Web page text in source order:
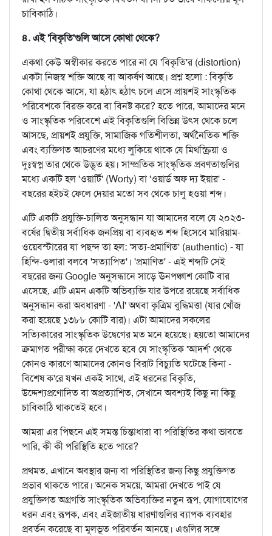
চাবিকাঠি।
৪. এই 'বিকৃতি'গুলি আসে কোথা থেকে?
একথা কেউ অস্বীকার করতে পারে না যে 'বিকৃতি'র (distortion)
একটা নিজস্ব শক্তি আছে বা আকর্ষণ আছে। প্রশ্ন হলো : বিকৃতি
কোথা থেকে আসে, যা হঠাৎ হঠাৎ চলে এসে প্রায়শই সাংস্কৃতিক
পরিবেশকে বিরক্ত করে বা বিনষ্ট করে? হতে পারে, আমাদের মনে
ও সাংস্কৃতিক পরিবেশে এই বিকৃতিগুলি বিভিন্ন উৎস থেকে চলে
আসছে, প্রায়শই প্রযুক্তি, সামাজিক গতিশীলতা, অর্থনৈতিক শক্তি
এবং ব্যক্তিগত আচরণের মধ্যে লুকিয়ে থাকে যে মিথস্ক্রিয়া ও
দুঃস্বপ্ন তার থেকে উদ্ভূত হয়। সাম্প্রতিক সাংস্কৃতিক প্রবণতাগুলির
মধ্যে একটি হল 'ওয়ার্টি' (Worty) বা 'ওয়ার্ড অফ দ্য ইয়ার' -
বছরের হইচই ফেলে দেয়ার মতো সব থেকে চালু হওয়া শব্দ।
এটি একটি প্রযুক্তি-চালিত অনুসন্ধান যা আমাদের বলে যে ২০২৩-
বর্ষের দ্বিতীয় সর্বাধিক জনপ্রিয় বা ব্যবহৃত শব্দ হিসেবে মারিয়াম-
ওয়েবস্টারের যা পছন্দ তা হল: 'সত্য-প্রমাণিত' (authentic) - যা
হিন্দি-ওলারা বলবে 'সত্যাপিত'। 'প্রমাণিত' - এই শব্দটি সেই
বছরের জন্য Google অনুসন্ধানে সাড়ে ঊনপঞ্চাশ কোটি বার
এসেছে, এটি এমন একটি অভিব্যক্তি যার উপরে রয়েছে সর্বাধিক
অনুসন্ধান করা অবধারণা - 'AI' অথবা কৃত্রিম বুদ্ধিমত্তা (যার খোঁজ
করা হয়েছে ১৩৮৮ কোটি বার)। এটা আমাদের সকলের
সত্যিকারের সাংস্কৃতিক উদ্বেগের মত মনে হয়েছে। হয়তো আমাদের
ক্রমাগত পরীক্ষা করে দেখতে হবে যে সাংস্কৃতিক 'আদর্শ' থেকে
কোনও কারণে আমাদের কোনও বিরাট বিচ্যুতি ঘটেছে কিনা -
বিশেষ ক'রে যখন একই সাথে, এই ধরনের বিকৃতি,
উদ্দেশ্যপ্রণোদিত বা অপ্রত্যাশিত, সেখানে অবশ্যই কিছু না কিছু
চাবিকাঠি থাকতেই হবে।
আমরা এর পিছনে এই সমস্ত চিন্তাধারা বা পরিস্থিতির কথা ভাবতে
পারি, কী কী পরিস্থিতি হতে পারে?
প্রথমত, এখানে অবস্থার জন্য বা পরিস্থিতির জন্য কিছু প্রযুক্তিগত
প্রভাব থাকতে পারে। অনেক সময়ে, আমরা দেখতে পাই যে
প্রযুক্তিগত অগ্রগতি সাংস্কৃতিক অভিব্যক্তির নতুন রূপ, যোগাযোগের
ধরন এবং রূপক, এবং এইজাতীয় ধারণাগুলির ব্যাপক ব্যবহার
প্রবর্তন করেছে বা মূলভূত পরিবর্তন আনছে। এগুলির সঙ্গে